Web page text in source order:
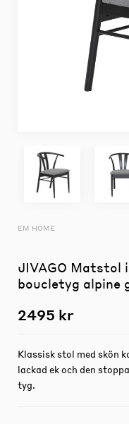
EM HOME
JIVAGO Matstol
boucletyg alpine
2495 kr
Klassisk stol med skön
lackad ek och den
tyg.